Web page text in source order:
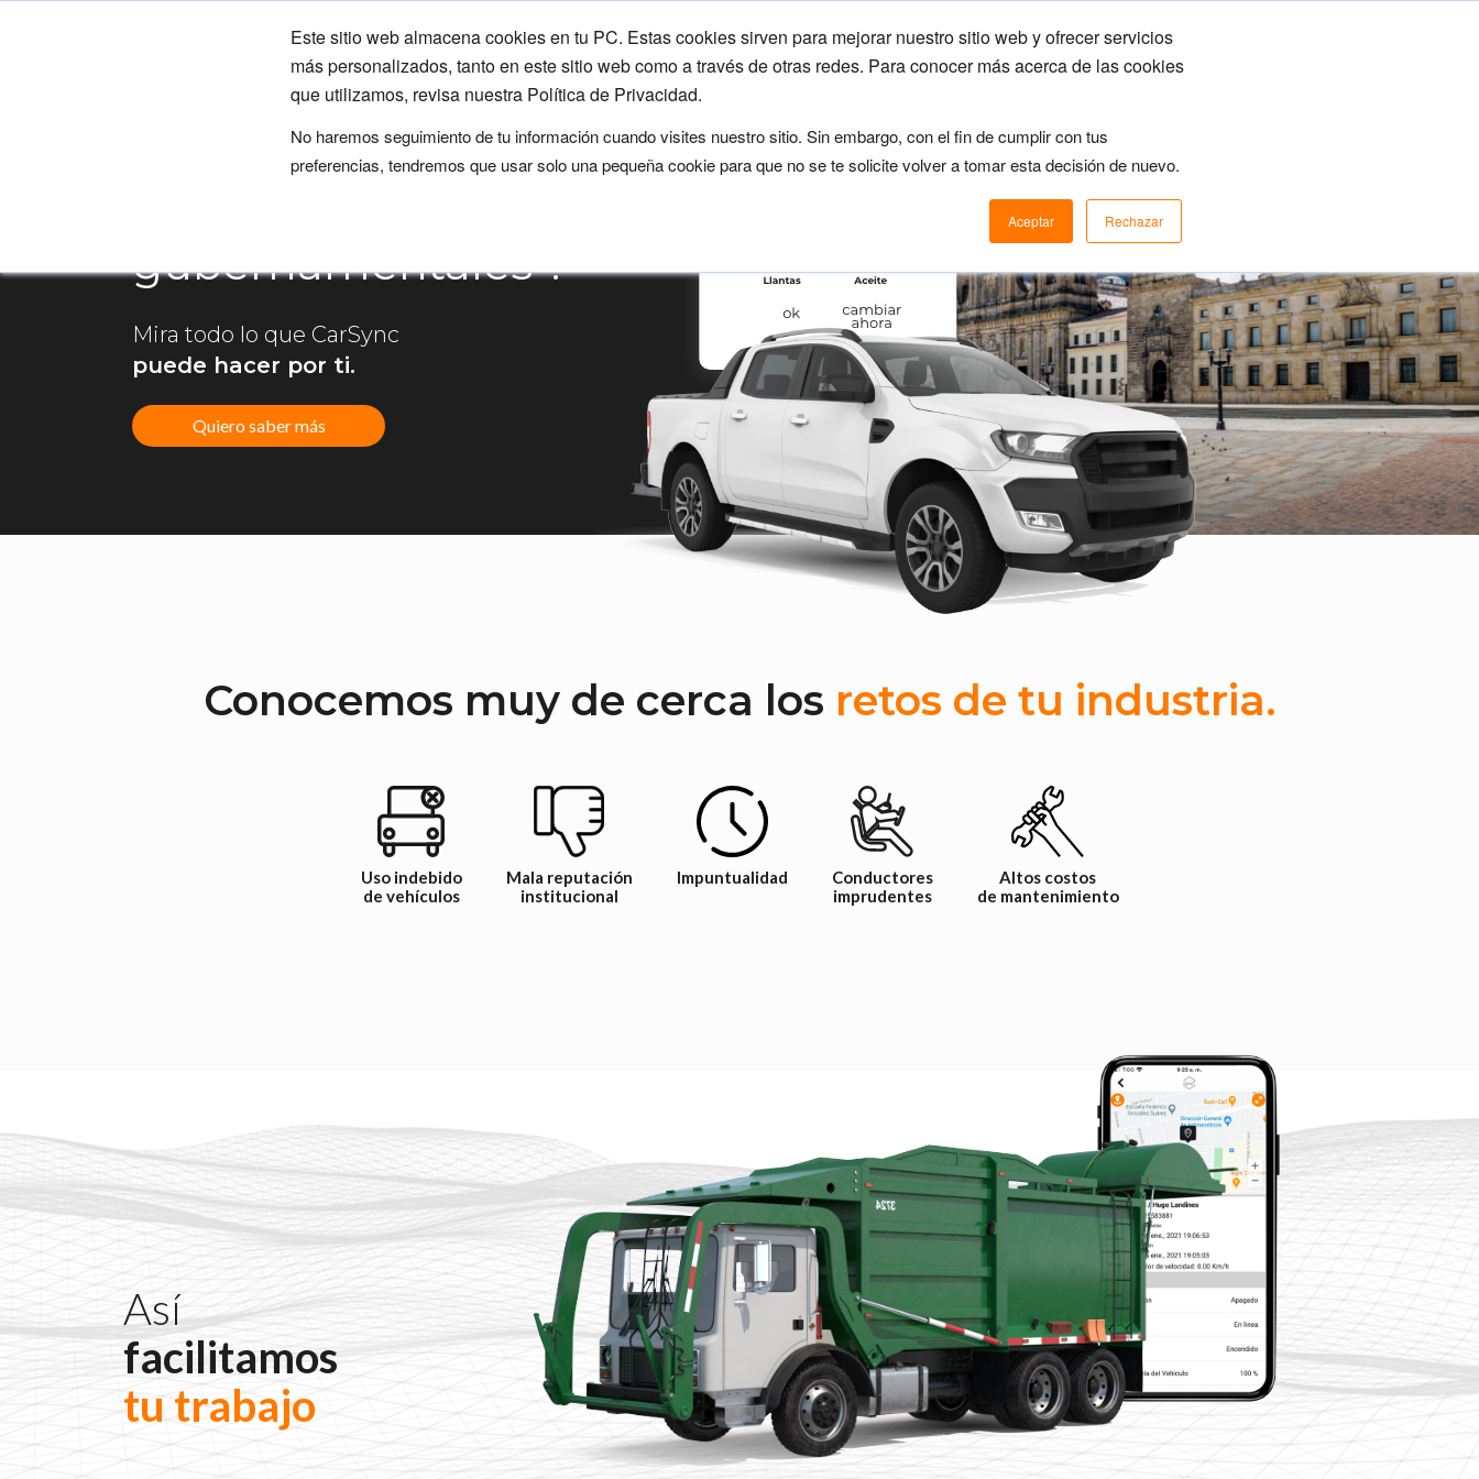
Este sitio web almacena cookies en tu PC. Estas cookies sirven para mejorar nuestro sitio web y ofrecer servicios
más personalizados, tanto en este sitio web como a través de otras redes. Para conocer más acerca de las cookies
que utilizamos, revisa nuestra Política de Privacidad.
No haremos seguimiento de tu información cuando visites nuestro sitio. Sin embargo, con el fin de cumplir con tus
preferencias, tendremos que usar solo una pequeña cookie para que no se te solicite volver a tomar esta decisión de nuevo.
Aceptar Rechazar
Soluciones Industrias Nosotros Recursos Login
¿Trabajas en el sector del
gubernamentales ?
Mira todo lo que CarSync
puede hacer por ti.
Quiero saber más
Conocemos muy de cerca los retos de tu industria.
Uso indebido
de vehículos
Mala reputación
institucional
Impuntualidad
Conductores
imprudentes
Altos costos
de mantenimiento
Así
facilitamos
tu trabajo